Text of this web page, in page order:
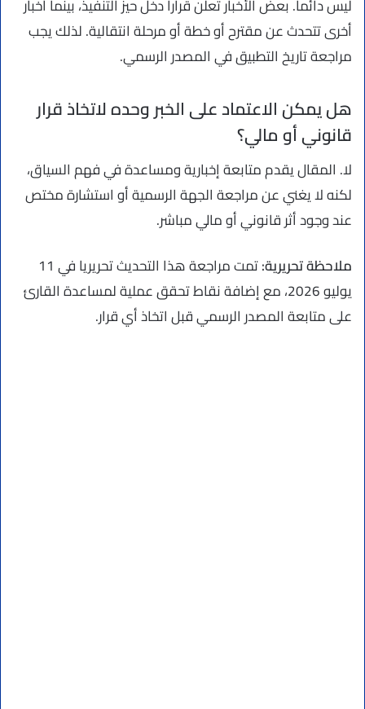
ليس دائما. بعض الأخبار تعلن قرارا دخل حيز التنفيذ، بينما أخبار
أخرى تتحدث عن مقترح أو خطة أو مرحلة انتقالية. لذلك يجب
مراجعة تاريخ التطبيق في المصدر الرسمي.
هل يمكن الاعتماد على الخبر وحده لاتخاذ قرار
قانوني أو مالي؟
لا. المقال يقدم متابعة إخبارية ومساعدة في فهم السياق،
لكنه لا يغني عن مراجعة الجهة الرسمية أو استشارة مختص
عند وجود أثر قانوني أو مالي مباشر.
ملاحظة تحريرية:
تمت مراجعة هذا التحديث تحريريا في 11
يوليو 2026، مع إضافة نقاط تحقق عملية لمساعدة القارئ
على متابعة المصدر الرسمي قبل اتخاذ أي قرار.